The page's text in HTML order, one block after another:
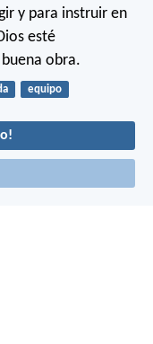
y para instruir en
esté
obra.
equipo